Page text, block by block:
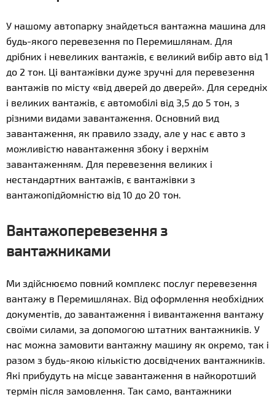
У нашому автопарку знайдеться вантажна машина для
будь-якого перевезення по Перемишлянам. Для
дрібних і невеликих вантажів, є великий вибір авто від 1
до 2 тон. Ці вантажівки дуже зручні для перевезення
вантажів по місту «від дверей до дверей». Для середніх
і великих вантажів, є автомобілі від 3,5 до 5 тон, з
різними видами завантаження. Основний вид
завантаження, як правило ззаду, але у нас є авто з
можливістю навантаження збоку і верхнім
завантаженням. Для перевезення великих і
нестандартних вантажів, є вантажівки з
вантажопідйомністю від 10 до 20 тон.
Вантажоперевезення з
вантажниками
Ми здійснюємо повний комплекс послуг перевезення
вантажу в Перемишлянах. Від оформлення необхідних
документів, до завантаження і вивантаження вантажу
своїми силами, за допомогою штатних вантажників. У
нас можна замовити вантажну машину як окремо, так і
разом з будь-якою кількістю досвідчених вантажників.
Які прибудуть на місце завантаження в найкоротший
термін після замовлення. Так само, вантажники